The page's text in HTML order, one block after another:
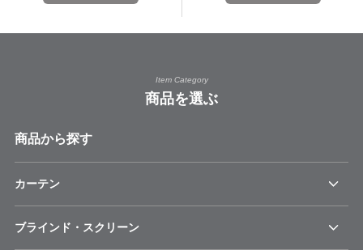
Item Category
商品を選ぶ
商品から探す
カーテン
ブラインド・スクリーン